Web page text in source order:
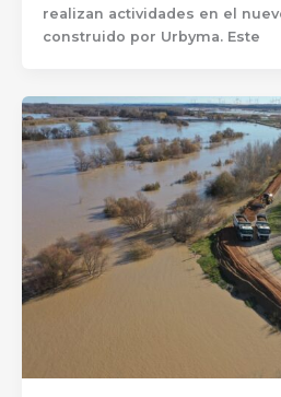
realizan actividades en el
construido por Urbyma. Este